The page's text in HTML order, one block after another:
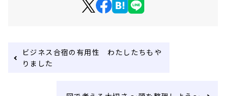
ビジネス合宿の有用性 わたしたちもや
りました